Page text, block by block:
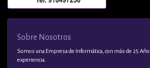
Sobre Nosotros
Somos una Empresa de Informática, con más de 25
experiencia.